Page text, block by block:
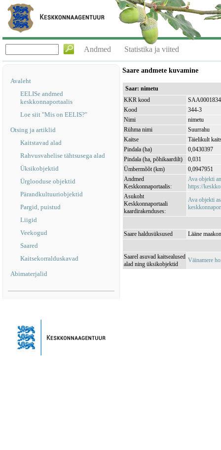
Andmed Statistika ja viited
Avaleht
EELISe andmed
keskkonnaportaalis
Loe siit "Mis on EELIS?"
Otsing ja artiklid
Kaitstavad alad
Rahvusvahelise tähtsusega alad
Üksikobjektid
Ürglooduse objektid
Pärandkultuuriobjektid
Pargid, puistud
Liigid
Veekogud
Saared
Kaitsekorralduskavad
Abimaterjalid
Saare andmete kuvamine
Saar: nimetu
KKR kood
SAA0001834
Kood
344-3
Nimi
nimetu
Rühma nimi
Suurrahu
Kaitse
Täielikult
Pindala (ha)
0,0430397
Pindala (ha, põhikaardilt)
0,031
Ümbermõõt (km)
0,0947951
Andmed
Keskkonnaportaalis:
Ava objekti
https://
Asukoht
Keskkonnaportaali
kaardirakenduses:
Ava objekti
Saare haldusüksused Lääne
Saarel asuvad kaitsealused
alad ning üksikobjektid
Väinamere